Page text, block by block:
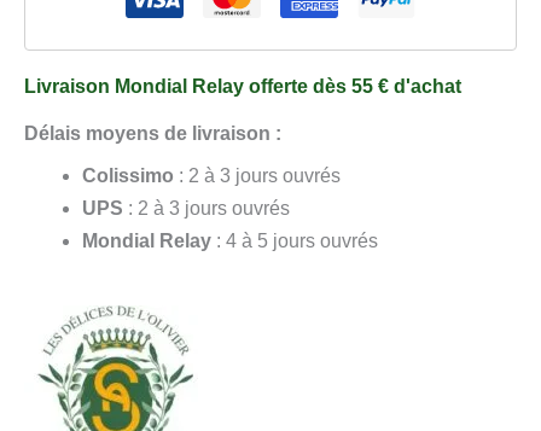
Livraison Mondial Relay offerte dès 55 € d'achat
Délais moyens de livraison :
Colissimo : 2 à 3 jours ouvrés
UPS : 2 à 3 jours ouvrés
Mondial Relay : 4 à 5 jours ouvrés